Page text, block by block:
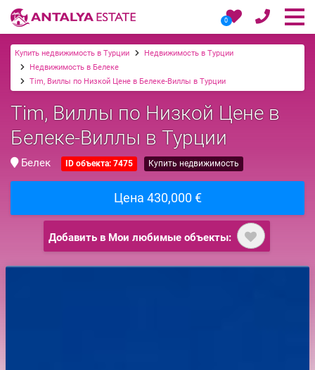
0
Купить недвижимость в Турции
Недвижимость в Турции
Недвижимость в Белеке
Tim, Виллы по Низкой Цене в Белеке-Виллы в Турции
Tim, Виллы по Низкой Цене в
Белеке-Виллы в Турции
Белек ID объекта: 7475 Купить недвижимость
Цена 430,000 €
Добавить в Мои любимые объекты: